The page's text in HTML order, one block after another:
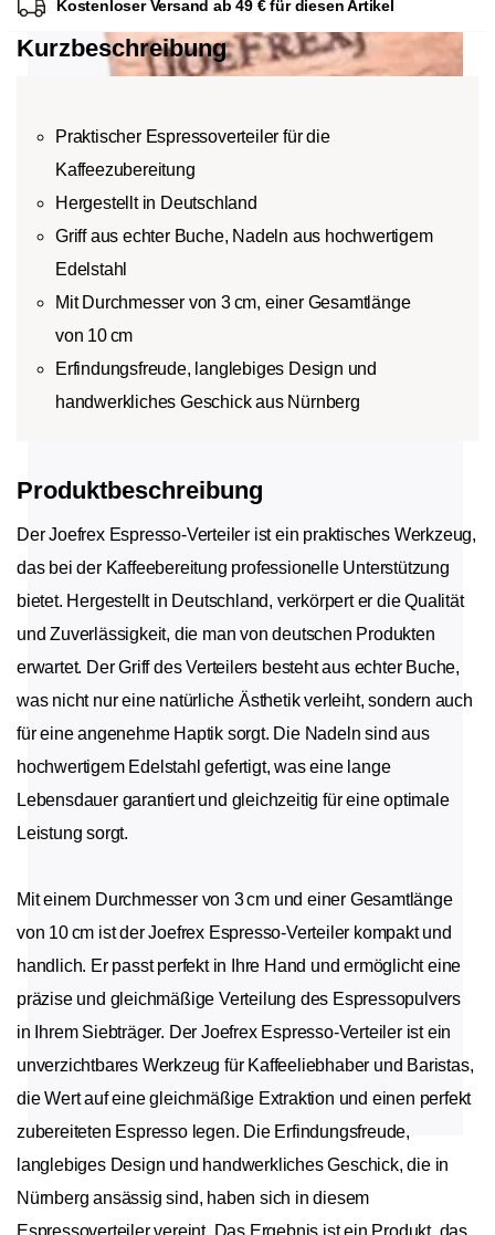
Kostenloser Versand ab 49 € für diesen Artikel
Kurzbeschreibung
Praktischer Espressoverteiler für die
Kaffeezubereitung
Hergestellt in Deutschland
Griff aus echter Buche, Nadeln aus hochwertigem
Edelstahl
Mit Durchmesser von 3 cm, einer Gesamtlänge
von 10 cm
Erfindungsfreude, langlebiges Design und
handwerkliches Geschick aus Nürnberg
Produktbeschreibung
Der Joefrex Espresso-Verteiler ist ein praktisches Werkzeug,
das bei der Kaffeebereitung professionelle Unterstützung
bietet. Hergestellt in Deutschland, verkörpert er die Qualität
und Zuverlässigkeit, die man von deutschen Produkten
erwartet. Der Griff des Verteilers besteht aus echter Buche,
was nicht nur eine natürliche Ästhetik verleiht, sondern auch
für eine angenehme Haptik sorgt. Die Nadeln sind aus
hochwertigem Edelstahl gefertigt, was eine lange
Lebensdauer garantiert und gleichzeitig für eine optimale
Leistung sorgt.
Mit einem Durchmesser von 3 cm und einer Gesamtlänge
von 10 cm ist der Joefrex Espresso-Verteiler kompakt und
handlich. Er passt perfekt in Ihre Hand und ermöglicht eine
präzise und gleichmäßige Verteilung des Espressopulvers
in Ihrem Siebträger. Der Joefrex Espresso-Verteiler ist ein
unverzichtbares Werkzeug für Kaffeeliebhaber und Baristas,
die Wert auf eine gleichmäßige Extraktion und einen perfekt
zubereiteten Espresso legen. Die Erfindungsfreude,
langlebiges Design und handwerkliches Geschick, die in
Nürnberg ansässig sind, haben sich in diesem